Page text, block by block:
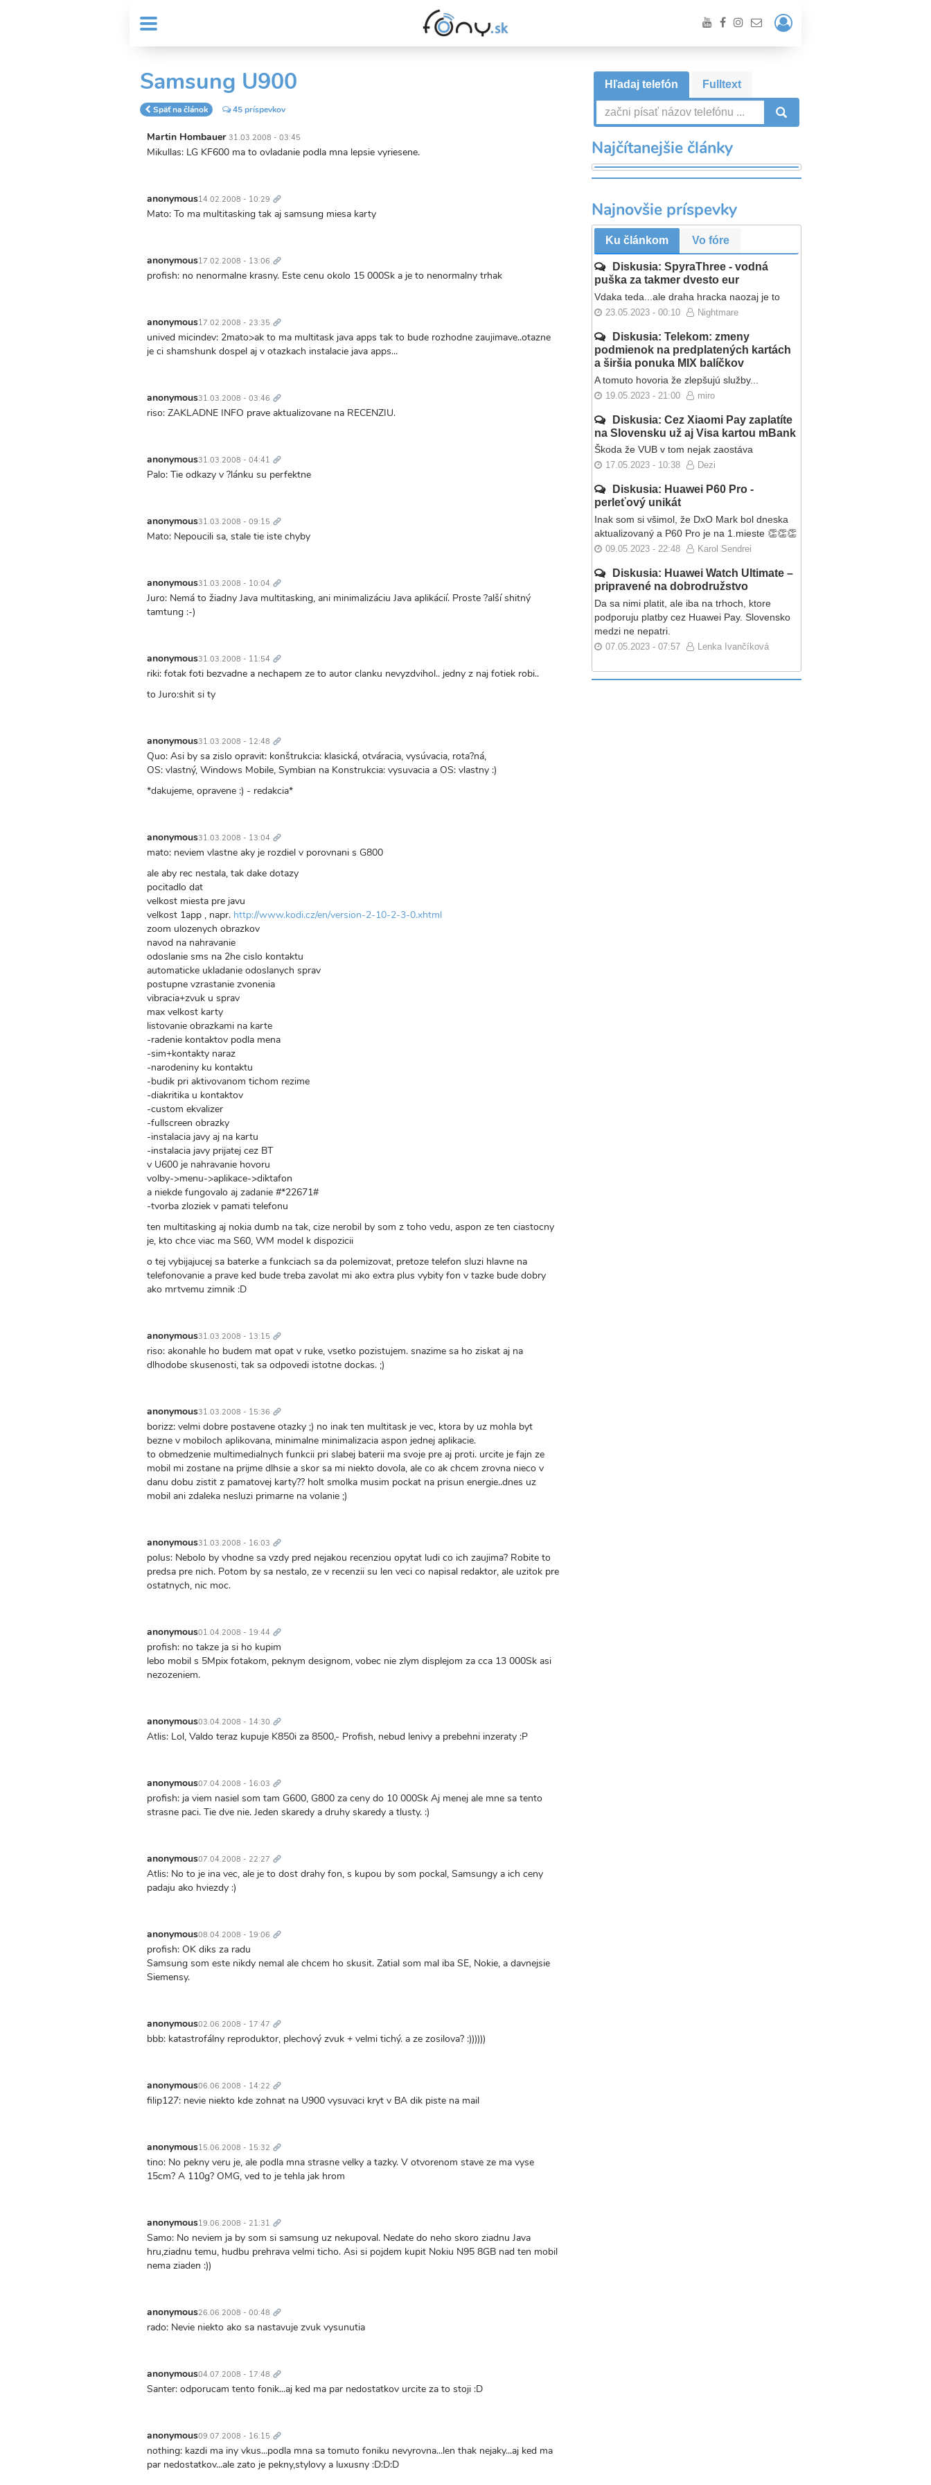
MENU
Header
menu
User
account
Prihlásiť
/
Registrácia
Samsung U900
Späť na článok 45 príspevkov
Martin Hombauer 31.03.2008 - 03:45
Mikullas: LG KF600 ma to ovladanie podla mna lepsie vyriesene.
anonymous14.02.2008 - 10:29 odkaz
Mato: To ma multitasking tak aj samsung miesa karty
anonymous17.02.2008 - 13:06 odkaz
profish: no nenormalne krasny. Este cenu okolo 15 000Sk a je to nenormalny trhak
anonymous17.02.2008 - 23:35 odkaz
unived micindev: 2mato>ak to ma multitask java apps tak to bude rozhodne zaujimave..otazne
je ci shamshunk dospel aj v otazkach instalacie java apps...
anonymous31.03.2008 - 03:46 odkaz
riso: ZAKLADNE INFO prave aktualizovane na RECENZIU.
anonymous31.03.2008 - 04:41 odkaz
Palo: Tie odkazy v ?lánku su perfektne
anonymous31.03.2008 - 09:15 odkaz
Mato: Nepoucili sa, stale tie iste chyby
anonymous31.03.2008 - 10:04 odkaz
Juro: Nemá to žiadny Java multitasking, ani minimalizáciu Java aplikácií. Proste ?alší shitný
tamtung :-)
anonymous31.03.2008 - 11:54 odkaz
riki: fotak foti bezvadne a nechapem ze to autor clanku nevyzdvihol.. jedny z naj fotiek robi..
to Juro:shit si ty
anonymous31.03.2008 - 12:48 odkaz
Quo: Asi by sa zislo opravit: konštrukcia: klasická, otváracia, vysúvacia, rota?ná,
OS: vlastný, Windows Mobile, Symbian na Konstrukcia: vysuvacia a OS: vlastny :)
*dakujeme, opravene :) - redakcia*
anonymous31.03.2008 - 13:04 odkaz
mato: neviem vlastne aky je rozdiel v porovnani s G800
ale aby rec nestala, tak dake dotazy
pocitadlo dat
velkost miesta pre javu
velkost 1app , napr. http://www.kodi.cz/en/version-2-10-2-3-0.xhtml
zoom ulozenych obrazkov
navod na nahravanie
odoslanie sms na 2he cislo kontaktu
automaticke ukladanie odoslanych sprav
postupne vzrastanie zvonenia
vibracia+zvuk u sprav
max velkost karty
listovanie obrazkami na karte
-radenie kontaktov podla mena
-sim+kontakty naraz
-narodeniny ku kontaktu
-budik pri aktivovanom tichom rezime
-diakritika u kontaktov
-custom ekvalizer
-fullscreen obrazky
-instalacia javy aj na kartu
-instalacia javy prijatej cez BT
v U600 je nahravanie hovoru
volby->menu->aplikace->diktafon
a niekde fungovalo aj zadanie #*22671#
-tvorba zloziek v pamati telefonu
ten multitasking aj nokia dumb na tak, cize nerobil by som z toho vedu, aspon ze ten ciastocny
je, kto chce viac ma S60, WM model k dispozicii
o tej vybijajucej sa baterke a funkciach sa da polemizovat, pretoze telefon sluzi hlavne na
telefonovanie a prave ked bude treba zavolat mi ako extra plus vybity fon v tazke bude dobry
ako mrtvemu zimnik :D
anonymous31.03.2008 - 13:15 odkaz
riso: akonahle ho budem mat opat v ruke, vsetko pozistujem. snazime sa ho ziskat aj na
dlhodobe skusenosti, tak sa odpovedi istotne dockas. ;)
anonymous31.03.2008 - 15:36 odkaz
borizz: velmi dobre postavene otazky ;) no inak ten multitask je vec, ktora by uz mohla byt
bezne v mobiloch aplikovana, minimalne minimalizacia aspon jednej aplikacie.
to obmedzenie multimedialnych funkcii pri slabej baterii ma svoje pre aj proti. urcite je fajn ze
mobil mi zostane na prijme dlhsie a skor sa mi niekto dovola, ale co ak chcem zrovna nieco v
danu dobu zistit z pamatovej karty?? holt smolka musim pockat na prisun energie..dnes uz
mobil ani zdaleka nesluzi primarne na volanie ;)
anonymous31.03.2008 - 16:03 odkaz
polus: Nebolo by vhodne sa vzdy pred nejakou recenziou opytat ludi co ich zaujima? Robite to
predsa pre nich. Potom by sa nestalo, ze v recenzii su len veci co napisal redaktor, ale uzitok pre
ostatnych, nic moc.
anonymous01.04.2008 - 19:44 odkaz
profish: no takze ja si ho kupim
lebo mobil s 5Mpix fotakom, peknym designom, vobec nie zlym displejom za cca 13 000Sk asi
nezozeniem.
anonymous03.04.2008 - 14:30 odkaz
Atlis: Lol, Valdo teraz kupuje K850i za 8500,- Profish, nebud lenivy a prebehni inzeraty :P
anonymous07.04.2008 - 16:03 odkaz
profish: ja viem nasiel som tam G600, G800 za ceny do 10 000Sk Aj menej ale mne sa tento
strasne paci. Tie dve nie. Jeden skaredy a druhy skaredy a tlusty. :)
anonymous07.04.2008 - 22:27 odkaz
Atlis: No to je ina vec, ale je to dost drahy fon, s kupou by som pockal, Samsungy a ich ceny
padaju ako hviezdy :)
anonymous08.04.2008 - 19:06 odkaz
profish: OK diks za radu
Samsung som este nikdy nemal ale chcem ho skusit. Zatial som mal iba SE, Nokie, a davnejsie
Siemensy.
anonymous02.06.2008 - 17:47 odkaz
bbb: katastrofálny reproduktor, plechový zvuk + velmi tichý. a ze zosilova? :))))))
anonymous06.06.2008 - 14:22 odkaz
filip127: nevie niekto kde zohnat na U900 vysuvaci kryt v BA dik piste na mail
anonymous15.06.2008 - 15:32 odkaz
tino: No pekny veru je, ale podla mna strasne velky a tazky. V otvorenom stave ze ma vyse
15cm? A 110g? OMG, ved to je tehla jak hrom
anonymous19.06.2008 - 21:31 odkaz
Samo: No neviem ja by som si samsung uz nekupoval. Nedate do neho skoro ziadnu Java
hru,ziadnu temu, hudbu prehrava velmi ticho. Asi si pojdem kupit Nokiu N95 8GB nad ten mobil
nema ziaden :))
anonymous26.06.2008 - 00:48 odkaz
rado: Nevie niekto ako sa nastavuje zvuk vysunutia
anonymous04.07.2008 - 17:48 odkaz
Santer: odporucam tento fonik...aj ked ma par nedostatkov urcite za to stoji :D
anonymous09.07.2008 - 16:15 odkaz
nothing: kazdi ma iny vkus...podla mna sa tomuto foniku nevyrovna...len thak nejaky...aj ked ma
par nedostatkov...ale zato je pekny,stylovy a luxusny :D:D:D
Hľadaj telefón Fulltext
Najčítanejšie články
Najnovšie príspevky
Ku článkom Vo fóre
Diskusia: SpyraThree - vodná
puška za takmer dvesto eur
Vdaka teda...ale draha hracka naozaj je to
23.05.2023 - 00:10 Nightmare
Diskusia: Telekom: zmeny
podmienok na predplatených kartách
a širšia ponuka MIX balíčkov
A tomuto hovoria že zlepšujú služby...
19.05.2023 - 21:00 miro
Diskusia: Cez Xiaomi Pay zaplatíte
na Slovensku už aj Visa kartou mBank
Škoda že VUB v tom nejak zaostáva
17.05.2023 - 10:38 Dezi
Diskusia: Huawei P60 Pro -
perleťový unikát
Inak som si všimol, že DxO Mark bol dneska
aktualizovaný a P60 Pro je na 1.mieste 👏👏👏
09.05.2023 - 22:48 Karol Sendrei
Diskusia: Huawei Watch Ultimate –
pripravené na dobrodružstvo
Da sa nimi platit, ale iba na trhoch, ktore
podporuju platby cez Huawei Pay. Slovensko
medzi ne nepatri.
07.05.2023 - 07:57 Lenka Ivančíková